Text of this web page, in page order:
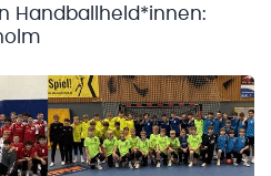
Handballheld*innen: